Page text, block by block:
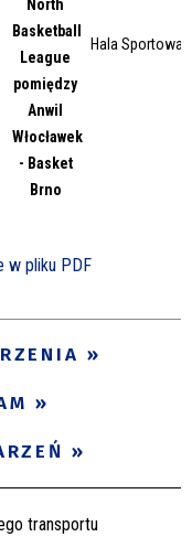
North
Basketball
League
pomiędzy
Anwil
Włocławek
- Basket
Brno
Hala Sportowa
w pliku PDF